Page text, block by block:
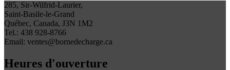
285, Sir-Wilfrid-Laurier,
Saint-Basile-le-Grand
Québec, Canada, J3N 1M2
Tel.: 438 928-8766
Email: ventes@bornedecharge.ca
Heures d'ouverture